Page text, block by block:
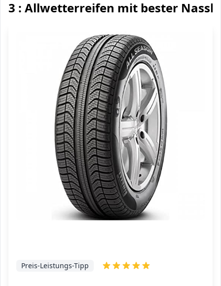
3 : Allwetterreifen mit bester
Preis-Leistungs-Tipp